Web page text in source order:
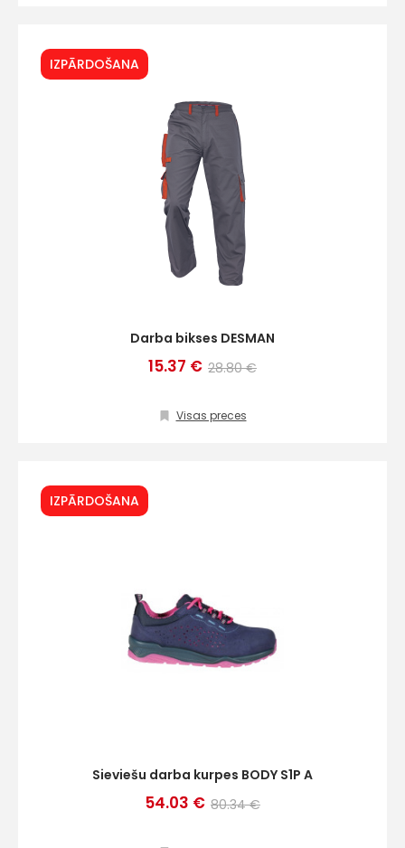
IZPĀRDOŠANA
Darba bikses DESMAN
15.37 € 28.80 €
Visas preces
IZPĀRDOŠANA
Sieviešu darba kurpes BODY S1P A
54.03 € 80.34 €